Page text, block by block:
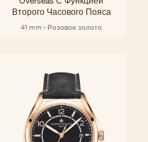
Второго Часового Пояса
41 mm - Розовое золото